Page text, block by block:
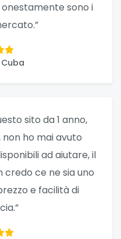
sono i
sito da 1 anno,
ho mai avuto
ad aiutare, il
credo ce ne sia uno
e facilità di